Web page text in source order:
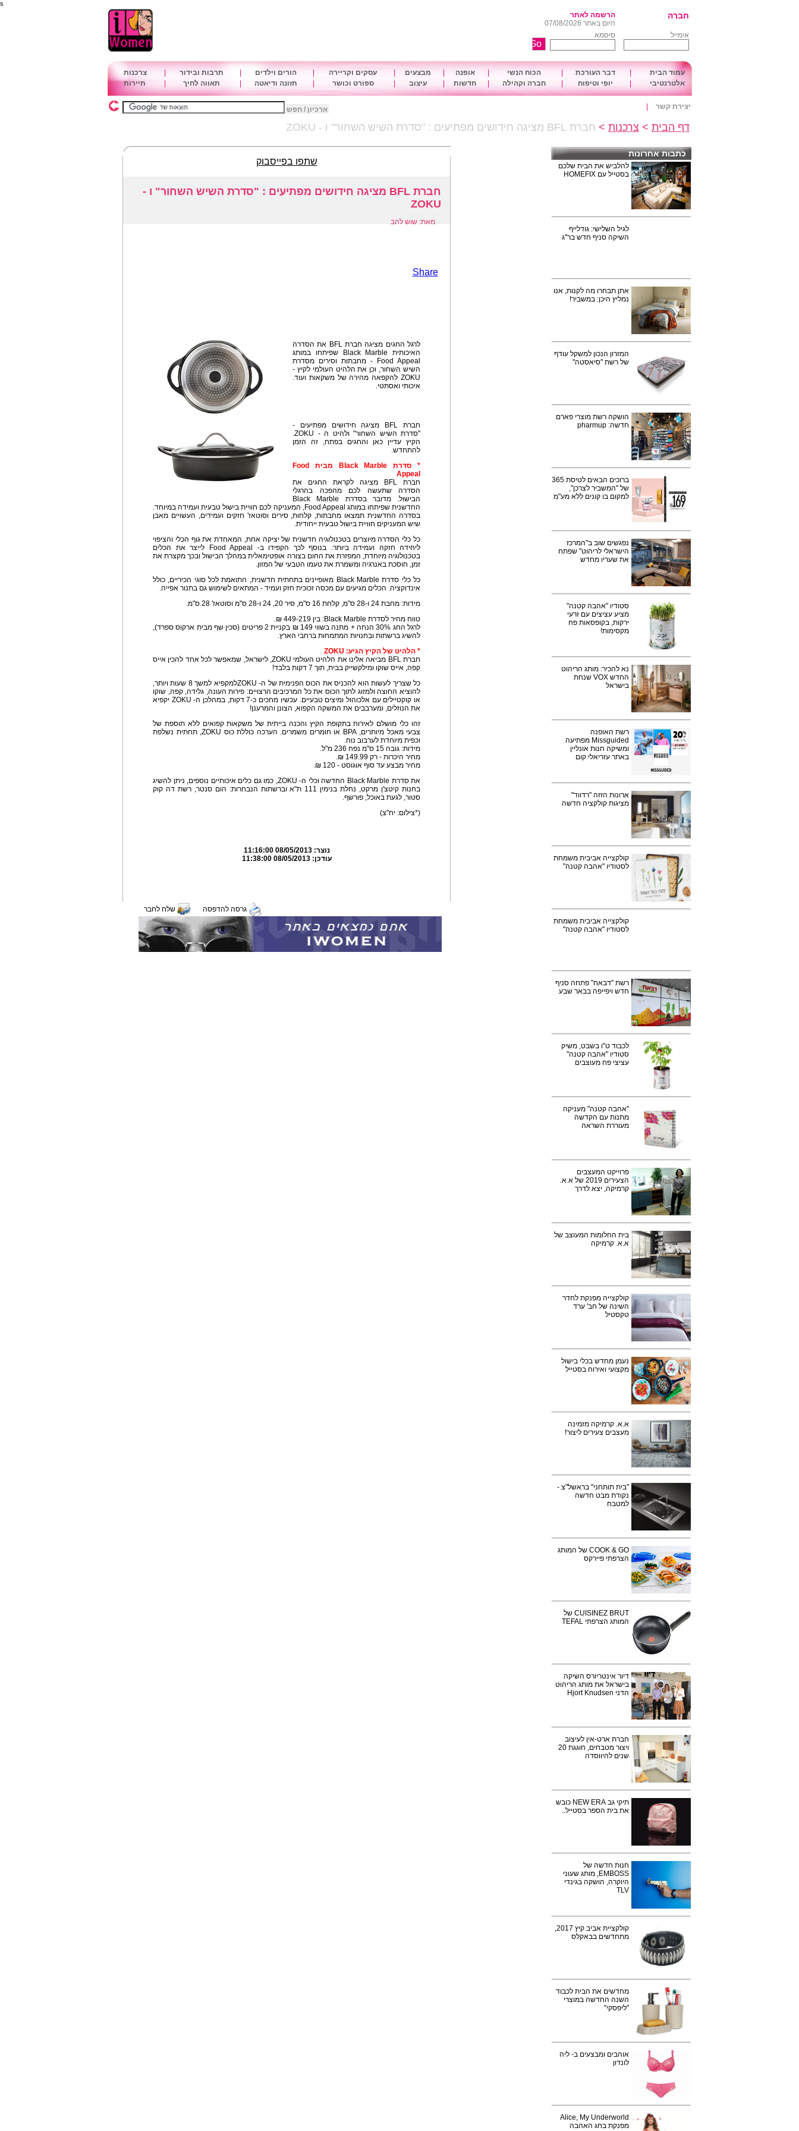
s
חברה
הרשמה לאתר
היום באתר 07/08/2026
אימייל
סיסמא
עמוד הבית דבר העורכת הכוח הנשי אופנה מבצעים עסקים וקריירה הורים וילדים תרבות ובידור
צרכנות
אלטרנטיבי
יופי וטיפוח חברה וקהילה חדשות עיצוב ספורט וכושר תזונה ודיאטה תאווה לחיך תיירות
יצירת קשר ארכיון / חפש
דף הבית > צרכנות > חברת BFL מציגה חידושים מפתיעים : "סדרת השיש השחור" ו - ZOKU
כתבות אחרונות
להלביש את הבית שלכם
בסטייל עם HOMEFIX
לגיל השלישי: גודלייף
השיקה סניף חדש בר"ג
אתן תבחרו מה לקנות, אנו
נמליץ היכן: במשביר!
המזרון הנכון למשקל עודף
של רשת "סיאסטה"
הושקה רשת מוצרי פארם
חדשה: pharmup
ברוכים הבאים לטיסת 365
של "המשביר לצרכן",
למקום בו קונים ללא מע"מ
נפגשים שוב ב"המרכז
הישראלי לריהוט" שפתח
את שעריו מחדש
סטודיו "אהבה קטנה"
מציע עציצים עם זרעי
ירקות, בקופסאות פח
מקסימות!
נא להכיר: מותג הריהוט
החדש VOX שנחת
בישראל
רשת האופנה
Missguided מפתיעה
ומשיקה חנות אונליין
באתר עזריאלי קום
ארונות הזזה "רדווד"
מציגות קולקציה חדשה
קולקצייה אביבית משמחת
לסטודיו "אהבה קטנה"
קולקצייה אביבית משמחת
לסטודיו "אהבה קטנה"
רשת "דבאח" פתחה סניף
חדש ויפייפה בבאר שבע
לכבוד ט"ו בשבט, משיק
סטודיו "אהבה קטנה"
עציצי פח מעוצבים
"אהבה קטנה" מעניקה
מתנות עם הקדשה
מעוררת השראה
פרוייקט המעצבים
הצעירים 2019 של א.א.
קרמיקה, יצא לדרך
בית החלומות המעוצב של
א.א. קרמיקה
קולקצייה מפנקת לחדר
השינה של חב' ערד
טקסטיל
נעמן מחדש בכלי בישול
מקצועי ואירוח בסטייל
א.א. קרמיקה מזמינה
מעצבים צעירים ליצור!
"בית תותחני" בראשל"צ -
נקודת מבט חדשה
למטבח
COOK & GO של המותג
הצרפתי פיירקס
CUISINEZ BRUT של
המותג הצרפתי TEFAL
דיור אינטריורס השיקה
בישראל את מותג הריהוט
הדני Hjort Knudsen
חברת ארט-אין לעיצוב
ויצור מטבחים, חוגגת 20
שנים להיווסדה
תיקי גב NEW ERA כובש
את בית הספר בסטייל..
חנות חדשה של
EMBOSS, מותג שעוני
היוקרה, הושקה בגינדי
TLV
קולקציית אביב קיץ 2017,
מתחדשים בבאקלס
מחדשים את הבית לכבוד
השנה החדשה במוצרי
"ליפסקי"
אוהבים ומבצעים ב- ליה
לונדון
Alice, My Underworld
מפנקת בחג האהבה
שתפו בפייסבוק
חברת BFL מציגה חידושים מפתיעים : "סדרת השיש השחור" ו -
ZOKU
מאת: שוש להב
Share
לרגל החגים מציגה חברת BFL את הסדרה
האיכותית Black Marble שפיתחו במותג
Food Appeal - מחבתות וסירים מסדרת
השיש השחור, וכן את הלהיט העולמי לקיץ -
ZOKU להקפאה מהירה של משקאות ועוד.
איכותי ואסתטי.
חברת BFL מציגה חידושים מפתיעים -
"סדרת השיש השחור" ולהיט ה - ZOKU.
הקיץ עדיין כאן והחגים בפתח, זה הזמן
להתחדש.
* סדרת Black Marble מבית Food
Appeal
חברת BFL מציגה לקראת החגים את
הסדרה שתעשה לכם מהפכה בהרגלי
הבישול. מדובר בסדרת Black Marble
החדשנית שפיתחו במותג Food Appeal, המעניקה לכם חוויית בישול טבעית ועמידה במיוחד.
בסדרה החדשנית תמצאו מחבתות, קלחות, סירים וסוטאז' חזקים ועמידים, העשויים מאבן
שיש המעניקים חוויית בישול טבעית ייחודית.
כל כלי הסדרה מיוצרים בטכנולוגיה חדשנית של יציקה אחת, המאחדת את גוף הכלי והציפוי
ליחידה חזקה ועמידה ביותר. בנוסף לכך הקפידו ב- Food Appeal לייצר את הכלים
בטכנולוגיה מיוחדת, המפזרת את החום בצורה אופטימאלית במהלך הבישול ובכך מקצרת את
זמן, חוסכת באנרגיה ומשמרת את טעמו הטבעי של המזון.
כל כלי סדרת Black Marble מאופיינים בתחתית חדשנית, התואמת לכל סוגי הכיריים, כולל
אינדוקציה. הכלים מגיעים עם מכסה זכוכית חזק ועמיד - המתאים לשימוש גם בתנור אפייה.
מידות: מחבת 24 ו-28 ס"מ, קלחת 16 ס"מ, סיר 20, 24 ו-28 ס"מ וסוטאז' 28 ס"מ.
טווח מחיר לסדרת Black Marble: בין 449-219 ₪.
לרגל החג 30% הנחה + מתנה בשווי 149 ₪ בקניית 2 פריטים (סכין שף מבית ארקוס ספרד),
להשיג ברשתות ובחנויות המתמחות ברחבי הארץ.
* הלהיט של הקיץ הגיע: ZOKU
חברת BFL מביאה אלינו את הלהיט העולמי ZOKU, לישראל, שמאפשר לכל אחד להכין אייס
קפה, אייס שוקו ומילקשייק בבית, תוך 7 דקות בלבד!
כל שצריך לעשות הוא להכניס את הכוס הפנימית של ה- ZOKUלמקפיא למשך 8 שעות ויותר,
להוציא החוצה ולמזוג לתוך הכוס את כל המרכיבים הרצויים: פירות העונה, גלידה, קפה, שוקו
או קוקטיילים עם אלכוהול ומיצים טבעיים. עכשיו מחכים כ-7 דקות, במהלכן ה- ZOKU יקפיא
את הנוזלים, ומערבבים את המשקה הקפוא, הצונן והמרענן!
זהו כלי מושלם לאירוח בתקופת הקיץ והכנה בייתית של משקאות קפואים ללא תוספת של
צבעי מאכל מיותרים, BPA או חומרים משמרים. הערכה כוללת כוס ZOKU, תחתית נשלפת
וכפית מיוחדת לערבוב נוח.
מידות: גובה 15 ס"מ נפח 236 מ"ל.
מחיר היכרות - רק 149.99 ₪.
מחיר מבצע עד סוף אוגוסט - 120 ₪.
את סדרת Black Marble החדשה וכלי ה- ZOKU, כמו גם כלים איכותיים נוספים, ניתן להשיג
בחנות קיטצ'ן מרקט, נחלת בנימין 111 ת"א וברשתות הנבחרות: הום סנטר, רשת דה קוק
סטור, לגעת באוכל, פורשף.
(*צילום: יח"צ)
נוצר:08/05/2013 11:16:00
עודכן:08/05/2013 11:38:00
גרסה להדפסה שלח לחבר